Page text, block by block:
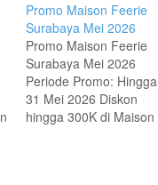
Promo Maison Feerie
Surabaya Mei 2026
Promo Maison Feerie
Surabaya Mei 2026
Periode Promo: Hingga
31 Mei 2026 Diskon
hingga 300K di Maison